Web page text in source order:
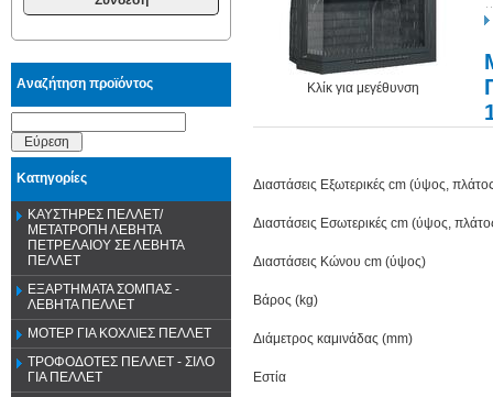
Αναζήτηση προϊόντος
Εύρεση
Κατηγορίες
ΚΑΥΣΤΗΡΕΣ ΠΕΛΛΕΤ/
ΜΕΤΑΤΡΟΠΗ ΛΕΒΗΤΑ
ΠΕΤΡΕΛΑΙΟΥ ΣΕ ΛΕΒΗΤΑ
ΠΕΛΛΕΤ
ΕΞΑΡΤΗΜΑΤΑ ΣΟΜΠΑΣ -
ΛΕΒΗΤΑ ΠΕΛΛΕΤ
ΜΟΤΕΡ ΓΙΑ ΚΟΧΛΙΕΣ ΠΕΛΛΕΤ
ΤΡΟΦΟΔΟΤΕΣ ΠΕΛΛΕΤ - ΣΙΛΟ
ΓΙΑ ΠΕΛΛΕΤ
Κλίκ για μεγέθυνση
Διαστάσεις Εξωτερικές cm (ύψος,
Διαστάσεις Εσωτερικές cm (ύψος,
Διαστάσεις Κώνου cm (ύψος)
Βάρος (kg)
Διάμετρος καμινάδας (mm)
Εστία